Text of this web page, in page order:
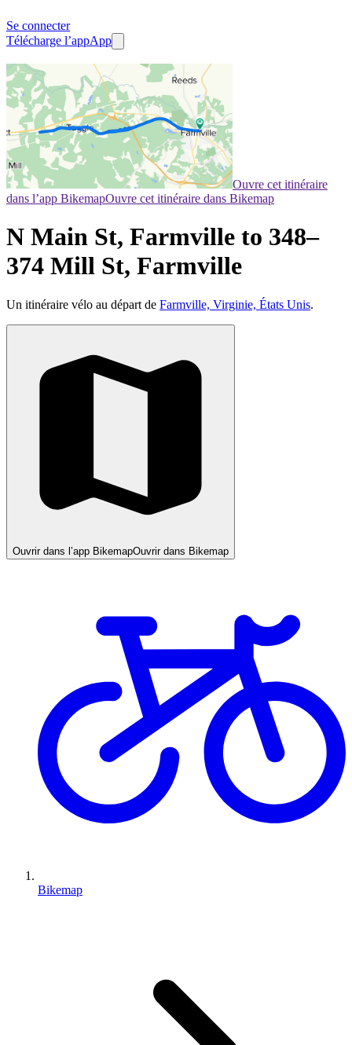
Se connecter
Télécharge l’appApp
Ouvre cet itinéraire
dans l’app BikemapOuvre cet itinéraire dans Bikemap
N Main St, Farmville to 348–
374 Mill St, Farmville
Un itinéraire vélo au départ de Farmville, Virginie, États Unis.
Ouvrir dans l’app BikemapOuvrir dans Bikemap
Bikemap